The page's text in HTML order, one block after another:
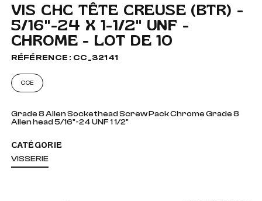
VIS CHC TÊTE CREUSE (BTR) -
5/16"-24 X 1-1/2" UNF -
CHROME - LOT DE 10
RÉFÉRENCE : CC_32141
CCE
Grade 8 Allen Sockethead Screw Pack Chrome Grade 8
Allen head 5/16"-24 UNF 1 1/2"
CATÉGORIE
VISSERIE